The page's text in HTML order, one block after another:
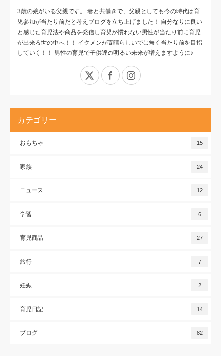
3歳の娘がいる父親です。 妻と共働きで、父親としても今の時代は育
児参加が当たり前だと考えブログを立ち上げました！ 自分なりに良い
と感じた育児法や商品を発信し育児が慣れない男性が当たり前に育児
が出来る世の中へ！！ イクメンが素晴らしいでは無く当たり前を目指
していく！！ 男性の育児で子供達の明るい未来が増えますように♪
X Facebook
カテゴリー
おもちゃ 15
家族 24
ニュース 12
学習 6
育児商品 27
旅行 7
妊娠 2
育児日記 14
ブログ 82